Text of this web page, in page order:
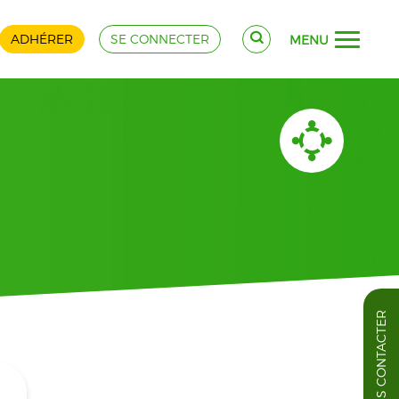
ADHÉRER SE CONNECTER MENU
NOUS CONTACTER